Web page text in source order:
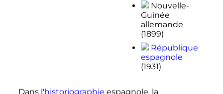
Nouvelle-
Guinée
allemande
(1899)
République
espagnole
(1931)
Dans l'historiographie espagnole, la